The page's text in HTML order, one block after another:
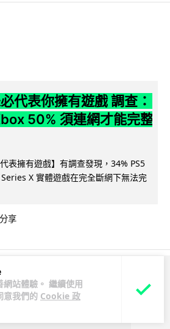
站體驗。 繼續使用
意我們的 Cookie 政
代表你擁有遊戲 調查：
50% 須連網才能完整
表擁有遊戲】有調查發現，34% PS5
X 實體遊戲在完全斷網下無法完
分享